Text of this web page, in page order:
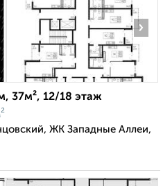
›
37м², 12/18 этаж
ЖК Западные Аллеи,